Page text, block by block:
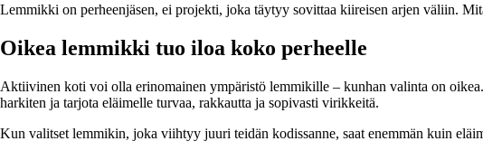
Lemmikki on perheenjäsen, ei projekti, joka täytyy sovittaa kiireisen arjen väliin.
Oikea lemmikki tuo iloa koko perheelle
Aktiivinen koti voi olla erinomainen ympäristö lemmikille – kunhan valinta on
harkiten ja tarjota eläimelle turvaa, rakkautta ja sopivasti virikkeitä.
Kun valitset lemmikin, joka viihtyy juuri teidän kodissanne, saat enemmän kuin